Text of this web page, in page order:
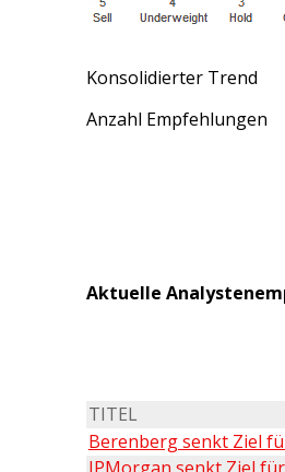
Konsolidierter Trend
Anzahl Empfehlungen
Aktuelle
TITEL
Berenberg senkt Ziel